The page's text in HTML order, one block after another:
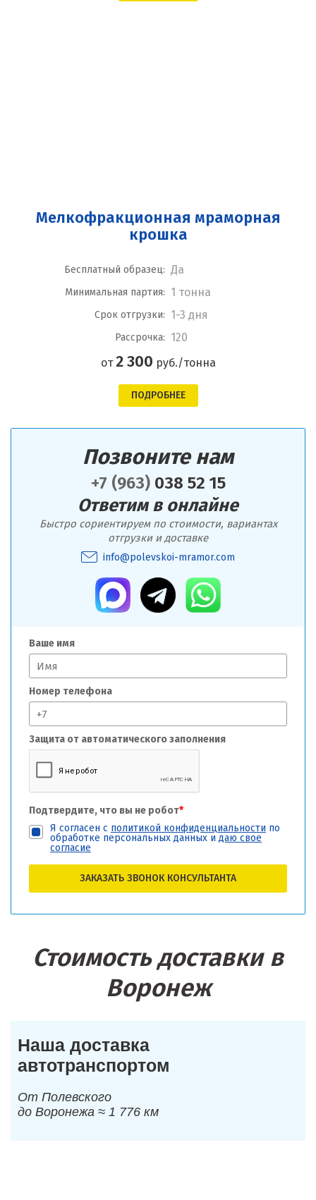
Мелкофракционная мраморная
крошка
Бесплатный образец: Да
Минимальная партия: 1 тонна
Срок отгрузки: 1-3 дня
Рассрочка: 120
от2 300 руб./тонна
ПОДРОБНЕЕ
Позвоните нам
+7 (963)038 52 15
Ответим в онлайне
Быстро сориентируем по стоимости, вариантах
отгрузки и доставке
info@polevskoi-mramor.com
Ваше имя
Номер телефона
Защита от автоматического заполнения
Подтвердите, что вы не робот*
Я согласен с политикой конфиденциальности по
обработке персональных данных и даю свое
согласие
ЗАКАЗАТЬ ЗВОНОК КОНСУЛЬТАНТА
Стоимость доставки в
Воронеж
Наша доставка
автотранспортом
От Полевского
до Воронежа ≈ 1 776 км